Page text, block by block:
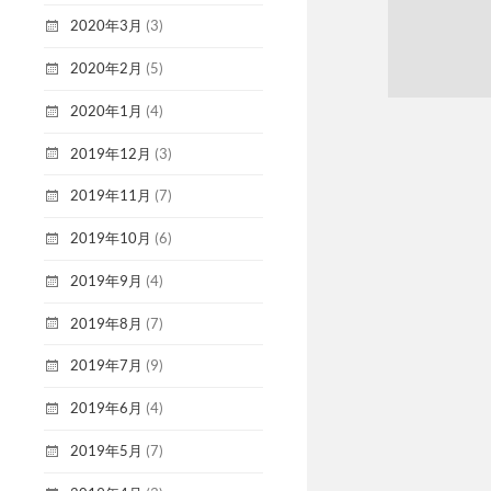
2020年3月 (3)
2020年2月 (5)
2020年1月 (4)
2019年12月 (3)
2019年11月 (7)
2019年10月 (6)
2019年9月 (4)
2019年8月 (7)
2019年7月 (9)
2019年6月 (4)
2019年5月 (7)